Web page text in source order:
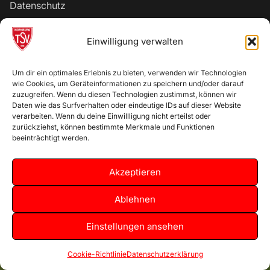
Einwilligung verwalten
Um dir ein optimales Erlebnis zu bieten, verwenden wir Technologien
wie Cookies, um Geräteinformationen zu speichern und/oder darauf
zuzugreifen. Wenn du diesen Technologien zustimmst, können wir
Daten wie das Surfverhalten oder eindeutige IDs auf dieser Website
verarbeiten. Wenn du deine Einwillligung nicht erteilst oder
zurückziehst, können bestimmte Merkmale und Funktionen
beeinträchtigt werden.
Akzeptieren
Ablehnen
Einstellungen ansehen
Cookie-RichtlinieDatenschutzerklärung
Datenschutz
Copyright © 2026 TSV Kornburg 1932 e.V. – Powered by